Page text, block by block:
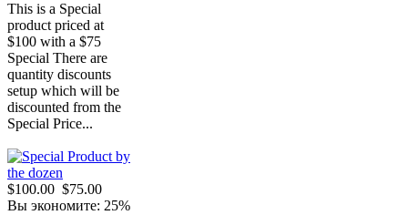
This is a Special
product priced at
$100 with a $75
Special There are
quantity discounts
setup which will be
discounted from the
Special Price...
$100.00 $75.00
Вы экономите: 25%